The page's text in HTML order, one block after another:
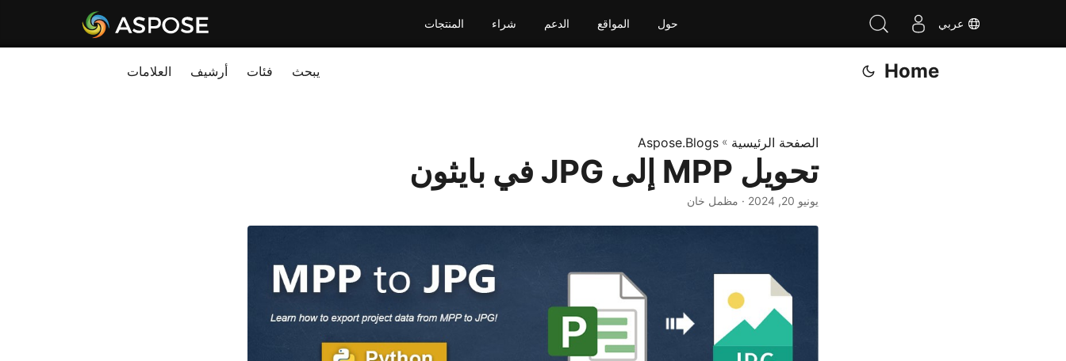
عربي المنتجات شراء الدعم المواقع حول
Home يبحث فئات أرشيف العلامات
الصفحة الرئيسية »
Aspose.Blogs
تحويل MPP إلى JPG في بايثون
يونيو 20, 2024 · مظمل خان